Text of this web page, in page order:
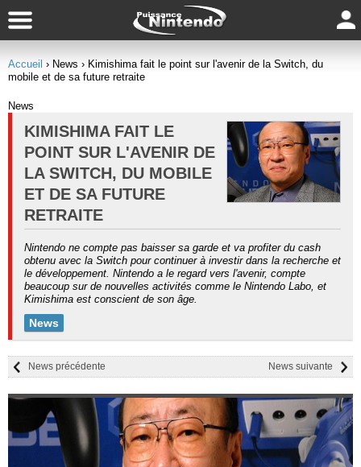
Accueil › News › Kimishima fait le point sur l'avenir de la Switch, du
mobile et de sa future retraite
News
KIMISHIMA FAIT LE
POINT SUR L'AVENIR DE
LA SWITCH, DU MOBILE
ET DE SA FUTURE
RETRAITE
Nintendo ne compte pas baisser sa garde et va profiter du cash
obtenu avec la Switch pour continuer à investir dans la recherche et
le développement. Nintendo a le regard vers l'avenir, compte
beaucoup sur de nouvelles activités comme le Nintendo Labo, et
Kimishima est conscient de son âge.
News
News suivante
News précédente